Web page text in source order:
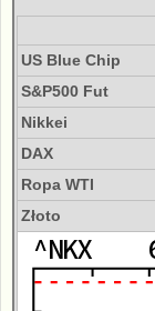
US Blue Chip
S&P500 Fut
Nikkei
DAX
Ropa WTI
Złoto